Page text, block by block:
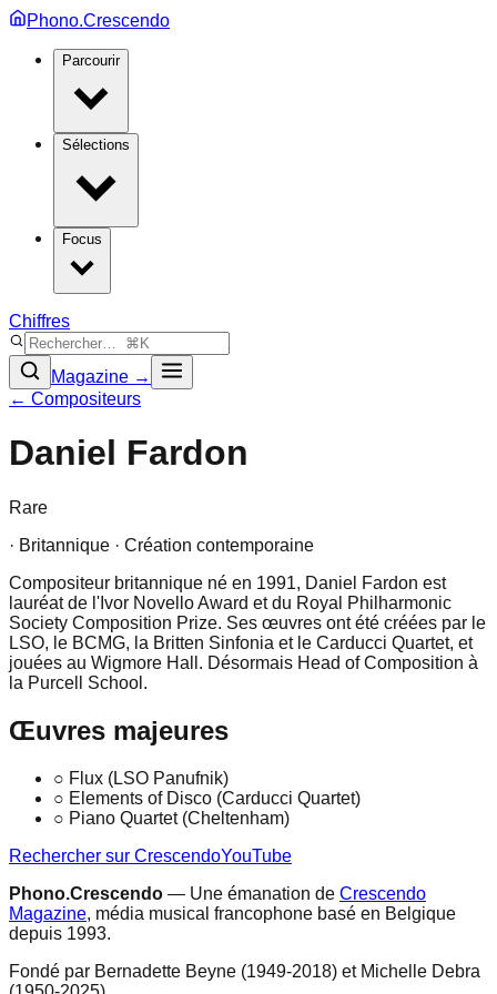
Phono.Crescendo
Parcourir
Sélections
Focus
Chiffres
Magazine →
← Compositeurs
Daniel Fardon
Rare
· Britannique · Création contemporaine
Compositeur britannique né en 1991, Daniel Fardon est
lauréat de l'Ivor Novello Award et du Royal Philharmonic
Society Composition Prize. Ses œuvres ont été créées par le
LSO, le BCMG, la Britten Sinfonia et le Carducci Quartet, et
jouées au Wigmore Hall. Désormais Head of Composition à
la Purcell School.
Œuvres majeures
○ Flux (LSO Panufnik)
○ Elements of Disco (Carducci Quartet)
○ Piano Quartet (Cheltenham)
Rechercher sur CrescendoYouTube
Phono.Crescendo — Une émanation de Crescendo
Magazine, média musical francophone basé en Belgique
depuis 1993.
Fondé par Bernadette Beyne (1949-2018) et Michelle Debra